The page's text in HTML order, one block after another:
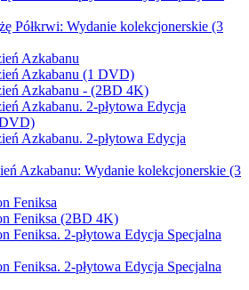
Półkrwi: Wydanie kolekcjonerskie (3
Azkabanu
Azkabanu (1 DVD)
Azkabanu - (2BD 4K)
Azkabanu. 2-płytowa Edycja
Azkabanu. 2-płytowa Edycja
Azkabanu: Wydanie kolekcjonerskie (3
Feniksa
Feniksa (2BD 4K)
Feniksa. 2-płytowa Edycja Specjalna
Feniksa. 2-płytowa Edycja Specjalna